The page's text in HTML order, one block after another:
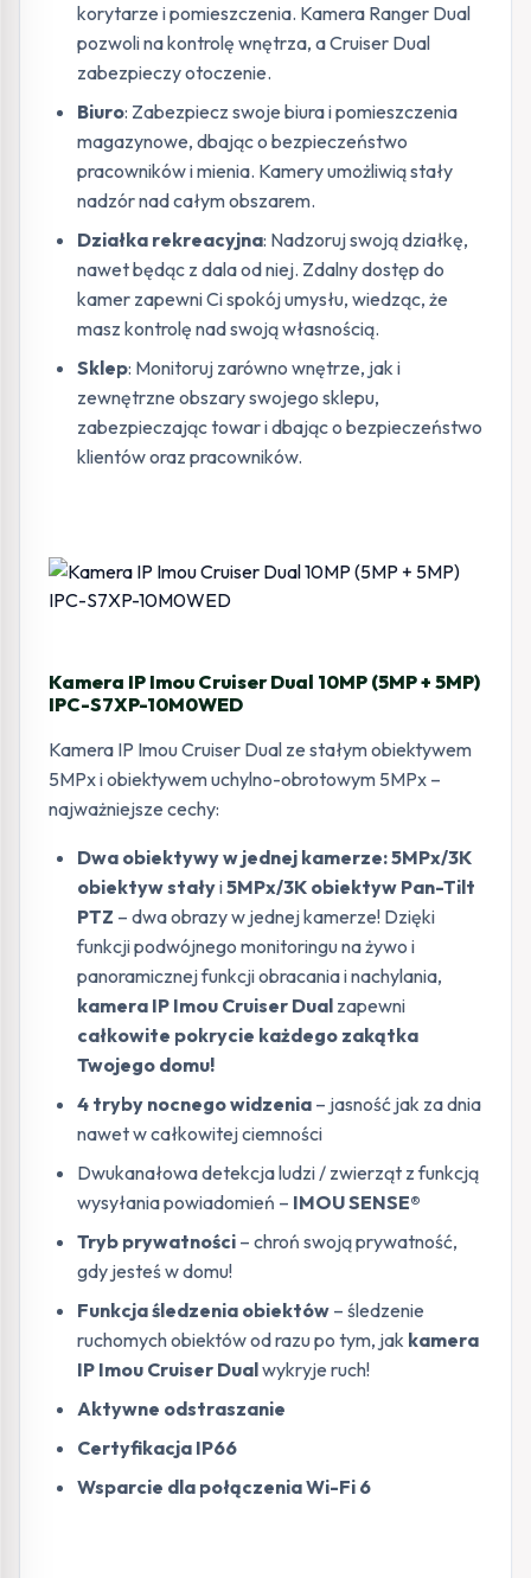
korytarze i pomieszczenia. Kamera Ranger Dual
pozwoli na kontrolę wnętrza, a Cruiser Dual
zabezpieczy otoczenie.
Biuro: Zabezpiecz swoje biura i pomieszczenia
magazynowe, dbając o bezpieczeństwo
pracowników i mienia. Kamery umożliwią stały
nadzór nad całym obszarem.
Działka rekreacyjna: Nadzoruj swoją działkę,
nawet będąc z dala od niej. Zdalny dostęp do
kamer zapewni Ci spokój umysłu, wiedząc, że
masz kontrolę nad swoją własnością.
Sklep: Monitoruj zarówno wnętrze, jak i
zewnętrzne obszary swojego sklepu,
zabezpieczając towar i dbając o bezpieczeństwo
klientów oraz pracowników.
Kamera IP Imou Cruiser Dual 10MP (5MP + 5MP)
IPC-S7XP-10M0WED
Kamera IP Imou Cruiser Dual ze stałym obiektywem
5MPx i obiektywem uchylno-obrotowym 5MPx –
najważniejsze cechy:
Dwa obiektywy w jednej kamerze: 5MPx/3K
obiektyw stałyi5MPx/3K obiektyw Pan-Tilt
PTZ – dwa obrazy w jednej kamerze! Dzięki
funkcji podwójnego monitoringu na żywo i
panoramicznej funkcji obracania i nachylania,
kamera IP Imou Cruiser Dual zapewni
całkowite pokrycie każdego zakątka
Twojego domu!
4 tryby nocnego widzenia – jasność jak za dnia
nawet w całkowitej ciemności
Dwukanałowa detekcja ludzi / zwierząt z funkcją
wysyłania powiadomień – IMOU SENSE®
Tryb prywatności – chroń swoją prywatność,
gdy jesteś w domu!
Funkcja śledzenia obiektów – śledzenie
ruchomych obiektów od razu po tym, jak kamera
IP Imou Cruiser Dualwykryje ruch!
Aktywne odstraszanie
Certyfikacja IP66
Wsparcie dla połączenia Wi-Fi 6